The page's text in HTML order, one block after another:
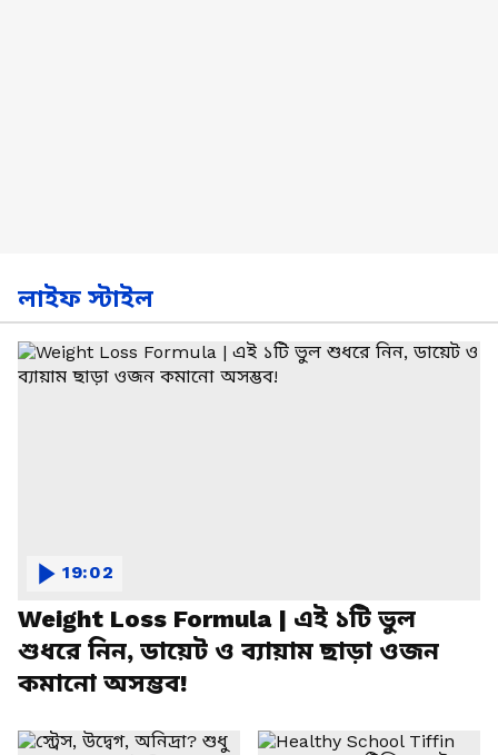
লাইফ স্টাইল
Weight Loss Formula | এই ১টি ভুল
শুধরে নিন, ডায়েট ও ব্যায়াম ছাড়া ওজন
কমানো অসম্ভব!
19:02